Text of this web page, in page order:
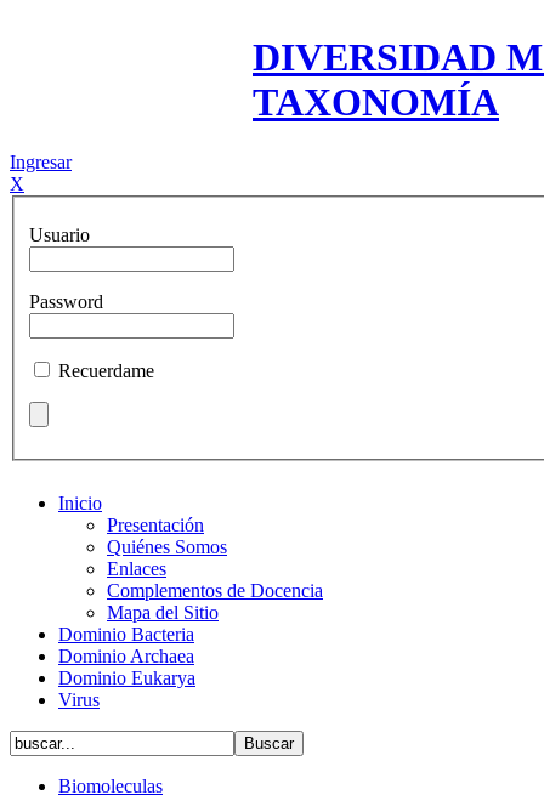
DIVERSIDAD
TAXONOMÍA
Ingresar
X
Usuario
Password
Recuerdame
Inicio
Presentación
Quiénes Somos
Enlaces
Complementos de Docencia
Mapa del Sitio
Dominio Bacteria
Dominio Archaea
Dominio Eukarya
Virus
Biomoleculas